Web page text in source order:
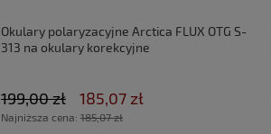
Okulary polaryzacyjne Arctica FLUX OTG S-
313 na okulary korekcyjne
185,07 zł
199,00 zł
Najniższa cena: 185,07 zł